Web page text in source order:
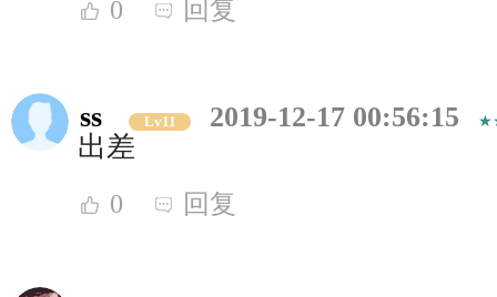
0 回复
ss Lv11
2019-12-17 00:56:15
出差
0 回复